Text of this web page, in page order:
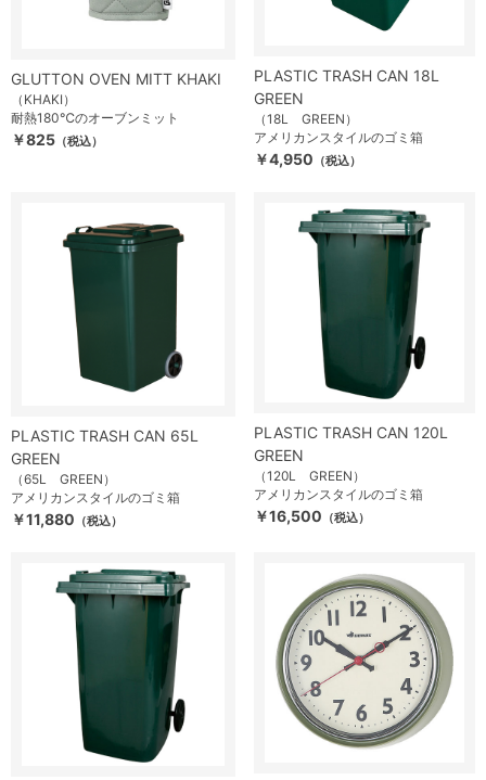
GLUTTON OVEN MITT KHAKI
（KHAKI）
耐熱180℃のオーブンミット
￥825 （税込）
PLASTIC TRASH CAN 18L
GREEN
（18L GREEN）
アメリカンスタイルのゴミ箱
￥4,950 （税込）
PLASTIC TRASH CAN 65L
GREEN
（65L GREEN）
アメリカンスタイルのゴミ箱
￥11,880 （税込）
PLASTIC TRASH CAN 120L
GREEN
（120L GREEN）
アメリカンスタイルのゴミ箱
￥16,500 （税込）